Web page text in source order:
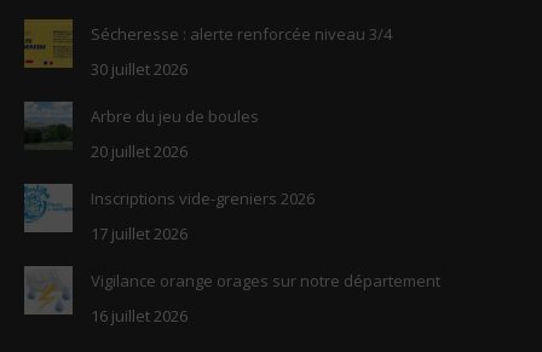
Sécheresse : alerte renforcée niveau 3/4
30 juillet 2026
Arbre du jeu de boules
20 juillet 2026
Inscriptions vide-greniers 2026
17 juillet 2026
Vigilance orange orages sur notre département
16 juillet 2026